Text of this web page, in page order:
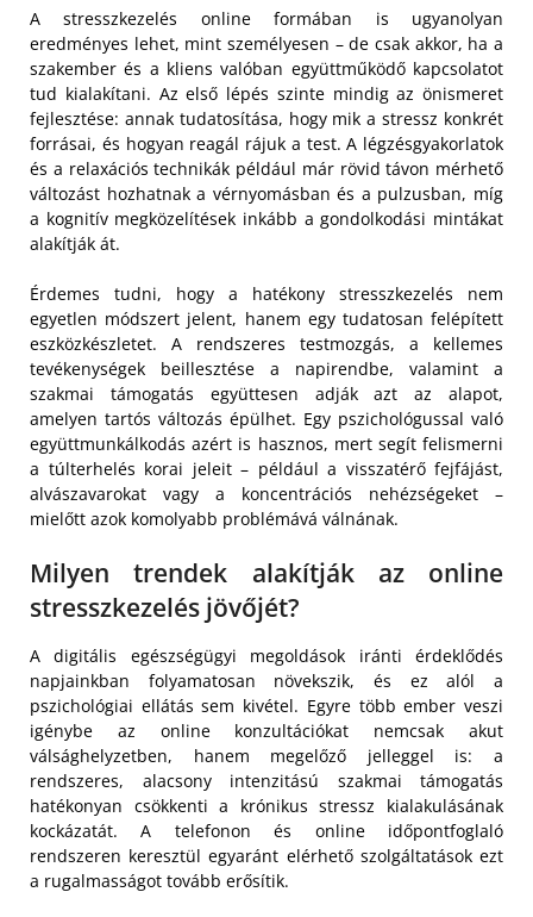
A stresszkezelés online formában is ugyanolyan
eredményes lehet, mint személyesen – de csak akkor, ha a
szakember és a kliens valóban együttműködő kapcsolatot
tud kialakítani. Az első lépés szinte mindig az önismeret
fejlesztése: annak tudatosítása, hogy mik a stressz konkrét
forrásai, és hogyan reagál rájuk a test. A légzésgyakorlatok
és a relaxációs technikák például már rövid távon mérhető
változást hozhatnak a vérnyomásban és a pulzusban, míg
a kognitív megközelítések inkább a gondolkodási mintákat
alakítják át.
Érdemes tudni, hogy a hatékony stresszkezelés nem
egyetlen módszert jelent, hanem egy tudatosan felépített
eszközkészletet. A rendszeres testmozgás, a kellemes
tevékenységek beillesztése a napirendbe, valamint a
szakmai támogatás együttesen adják azt az alapot,
amelyen tartós változás épülhet. Egy pszichológussal való
együttmunkálkodás azért is hasznos, mert segít felismerni
a túlterhelés korai jeleit – például a visszatérő fejfájást,
alvászavarokat vagy a koncentrációs nehézségeket –
mielőtt azok komolyabb problémává válnának.
Milyen trendek alakítják az online
stresszkezelés jövőjét?
A digitális egészségügyi megoldások iránti érdeklődés
napjainkban folyamatosan növekszik, és ez alól a
pszichológiai ellátás sem kivétel. Egyre több ember veszi
igénybe az online konzultációkat nemcsak akut
válsághelyzetben, hanem megelőző jelleggel is: a
rendszeres, alacsony intenzitású szakmai támogatás
hatékonyan csökkenti a krónikus stressz kialakulásának
kockázatát. A telefonon és online időpontfoglaló
rendszeren keresztül egyaránt elérhető szolgáltatások ezt
a rugalmasságot tovább erősítik.